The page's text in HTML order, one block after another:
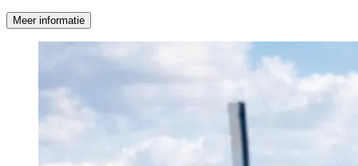
Meer informatie